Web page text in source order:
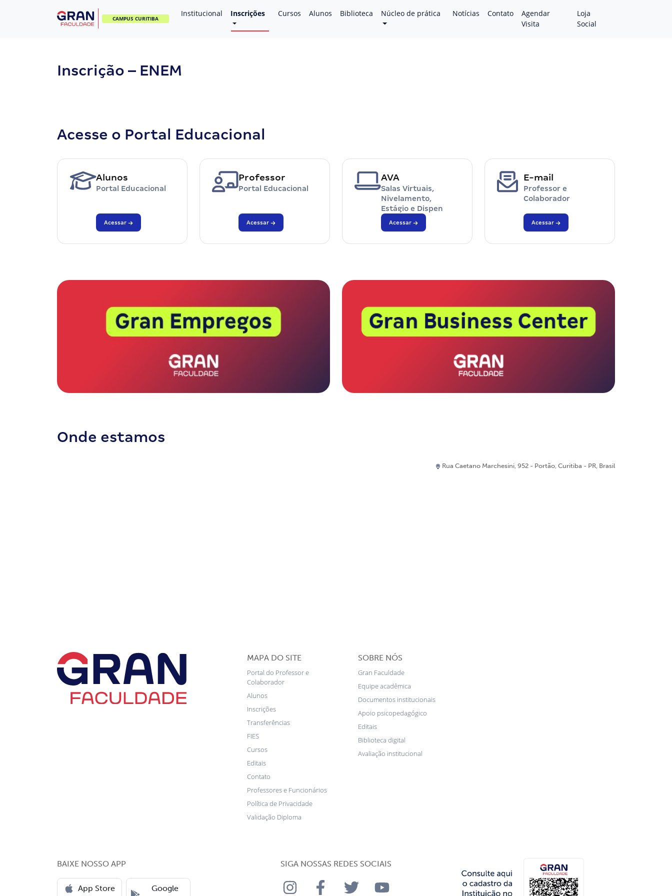
CAMPUS CURITIBA
Institucional Inscrições Cursos Alunos Biblioteca Núcleo de prática Notícias Contato
Agendar
Visita
Loja
Social
Inscrição – ENEM
Acesse o Portal Educacional
Alunos
Portal Educacional
Acessar
Professor
Portal Educacional
Acessar
AVA
Salas Virtuais,
Nivelamento,
Estágio e Dispen
Acessar
E-mail
Professor e
Colaborador
Acessar
Onde estamos
Rua Caetano Marchesini, 952 - Portão, Curitiba - PR, Brasil
MAPA DO SITE
Portal do Professor e
Colaborador
Alunos
Inscrições
Transferências
FIES
Cursos
Editais
Contato
Professores e Funcionários
Política de Privacidade
Validação Diploma
SOBRE NÓS
Gran Faculdade
Equipe acadêmica
Documentos institucionais
Apoio psicopedagógico
Editais
Biblioteca digital
Avaliação institucional
BAIXE NOSSO APP
App Store
Google
SIGA NOSSAS REDES SOCIAIS